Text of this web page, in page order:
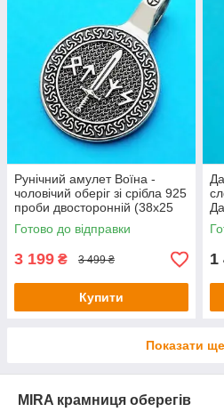
Рунічний амулет Воїна -
чоловічий оберіг зі срібла 925
проби двосторонній (38х25
мм, 8 г)
Готово до відправки
3 199 ₴ 3 499 ₴
Купити
1
Показати ще
MIRA крамниця оберегів